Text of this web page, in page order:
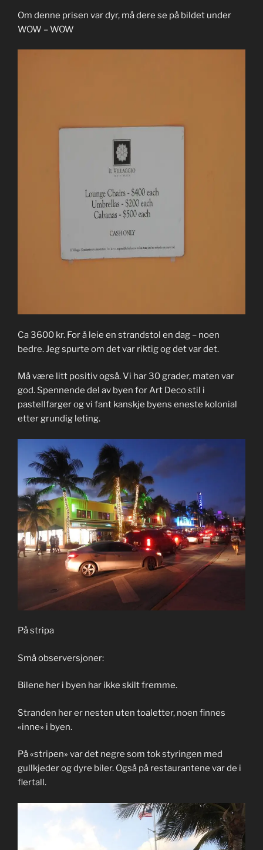
Om denne prisen var dyr, må dere se på bildet under
WOW – WOW
Ca 3600 kr. For å leie en strandstol en dag – noen
bedre. Jeg spurte om det var riktig og det var det.
Må være litt positiv også. Vi har 30 grader, maten var
god. Spennende del av byen for Art Deco stil i
pastellfarger og vi fant kanskje byens eneste kolonial
etter grundig leting.
På stripa
Små observersjoner:
Bilene her i byen har ikke skilt fremme.
Stranden her er nesten uten toaletter, noen finnes
«inne» i byen.
På «stripen» var det negre som tok styringen med
gullkjeder og dyre biler. Også på restaurantene var de i
flertall.